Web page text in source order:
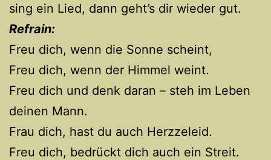
sing ein Lied, dann geht’s dir wieder gut.
Refrain:
Freu dich, wenn die Sonne scheint,
Freu dich, wenn der Himmel weint.
Freu dich und denk daran – steh im Leben
deinen Mann.
Frau dich, hast du auch Herzzeleid.
Freu dich, bedrückt dich auch ein Streit.